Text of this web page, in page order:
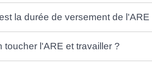
la durée de versement de l'ARE
toucher l'ARE et travailler ?